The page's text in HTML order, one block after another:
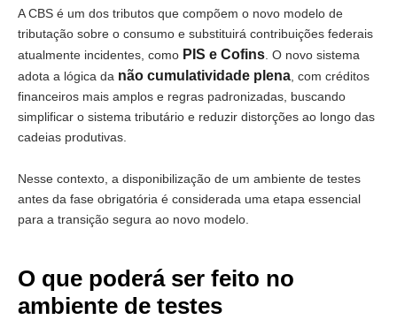
A CBS é um dos tributos que compõem o novo modelo de
tributação sobre o consumo e substituirá contribuições federais
atualmente incidentes, como PIS e Cofins . O novo sistema
adota a lógica da não cumulatividade plena , com créditos
financeiros mais amplos e regras padronizadas, buscando
simplificar o sistema tributário e reduzir distorções ao longo das
cadeias produtivas.
Nesse contexto, a disponibilização de um ambiente de testes
antes da fase obrigatória é considerada uma etapa essencial
para a transição segura ao novo modelo.
O que poderá ser feito no
ambiente de testes